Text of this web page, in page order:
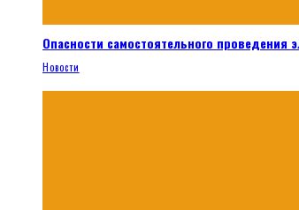
Опасности самостоятельного
Новости